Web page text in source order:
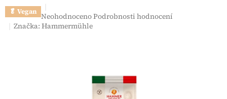
🥬 Vegan Průměrné hodnocení produktu je 0,0 z 5 hvězdiček.
NeohodnocenoPodrobnosti hodnocení
Značka:Hammermühle